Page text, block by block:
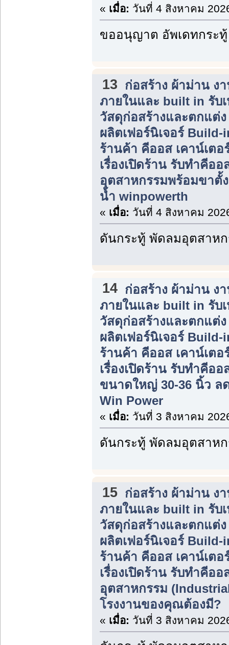
« เมื่อ: วันที่ 4 สิงหาคม
ขออนุญาต อัพเดทกระทู้
13 ก่อสร้าง ผ้าม่าน ง
ภายในและ built in รับ
วัสดุก่อสร้างและตกแต่
ผลิตเฟอร์นิเจอร์
ร้านค้า คีออส เคาน์เตอ
เรื่องเปิดร้าน รับทำคีออ
อุตสาหกรรมพร้อมขาตั้
น้ำ winpowerth
« เมื่อ: วันที่ 4 สิงหาคม
ดันกระทู้ พัดลมอุตสาห
14 ก่อสร้าง ผ้าม่าน ง
ภายในและ built in รับ
วัสดุก่อสร้างและตกแต่
ผลิตเฟอร์นิเจอร์
ร้านค้า คีออส เคาน์เตอ
เรื่องเปิดร้าน รับทำคีออ
ขนาดใหญ่ 30-36 นิ้ว ล
Win Power
« เมื่อ: วันที่ 3 สิงหาคม
ดันกระทู้ พัดลมอุตสาห
15 ก่อสร้าง ผ้าม่าน ง
ภายในและ built in รับ
วัสดุก่อสร้างและตกแต่
ผลิตเฟอร์นิเจอร์
ร้านค้า คีออส เคาน์เตอ
เรื่องเปิดร้าน รับทำคีออ
อุตสาหกรรม
โรงงานของคุณต้องมี?
« เมื่อ: วันที่ 3 สิงหาคม